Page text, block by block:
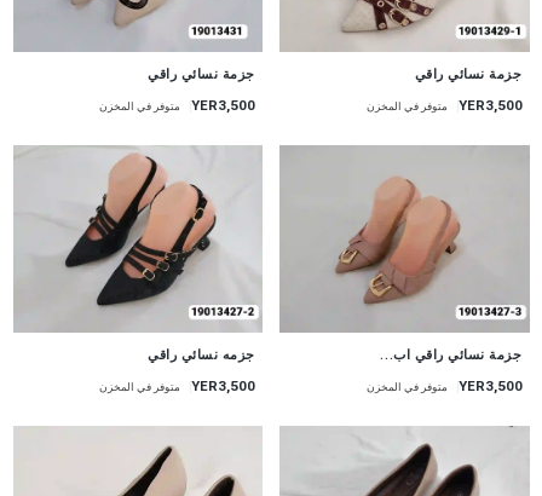
جزمة نسائي راقي
YER3,500 متوفر في المخزن
جزمة نسائي راقي
YER3,500 متوفر في المخزن
جزمة نسائي راقي اب...
YER3,500 متوفر في المخزن
جزمه نسائي راقي
YER3,500 متوفر في المخزن